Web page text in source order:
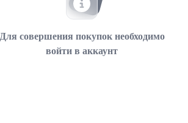
Для совершения покупок необходимо
войти в аккаунт